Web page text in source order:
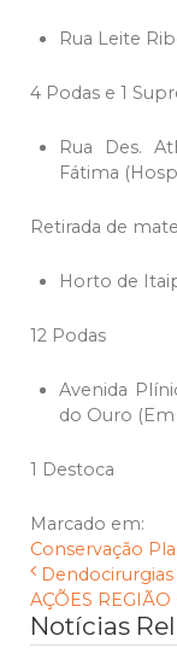
Rua Leite
4 Podas e 1
Rua Des.
Fátima
Retirada de
Horto de
12 Podas
Avenida
do Ouro
1 Destoca
Marcado em:
Conservação
AÇÕES REGIÃO
Notícias